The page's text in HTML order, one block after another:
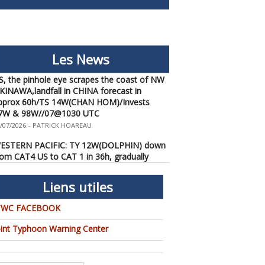
Les News
PACIFIC: TY 12W(DOLPHIN) CAT 2
the pinhole eye scrapes the coast of NW
in CHINA forecast in
60h/TS 14W(CHAN HOM)/Invests
& 98W//07@1030 UTC
07/2026 -PATRICK HOAREAU
CAT4 US to CAT 1 in 36h, gradually
OKINAWA/TS
Invest 96W//05@2200 UTC
06/2026 -PATRICK HOAREAU
PACIFIC: TY 12W(DOLPHIN)
back to CAT 4 US with the
inner core re-
Invest 94W//04@1000 UTC
04/2026 -PATRICK HOAREAU
Liens utiles
FACEBOOK
Typhoon Warning Center